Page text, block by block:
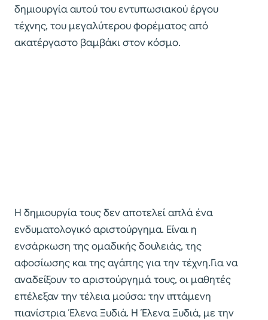
δημιουργία αυτού του εντυπωσιακού έργου
τέχνης, του μεγαλύτερου φορέματος από
ακατέργαστο βαμβάκι στον κόσμο.
Η δημιουργία τους δεν αποτελεί απλά ένα
ενδυματολογικό αριστούργημα. Είναι η
ενσάρκωση της ομαδικής δουλειάς, της
αφοσίωσης και της αγάπης για την τέχνη.Για να
αναδείξουν το αριστούργημά τους, οι μαθητές
επέλεξαν την τέλεια μούσα: την ιπτάμενη
πιανίστρια Έλενα Ξυδιά. Η Έλενα Ξυδιά, με την